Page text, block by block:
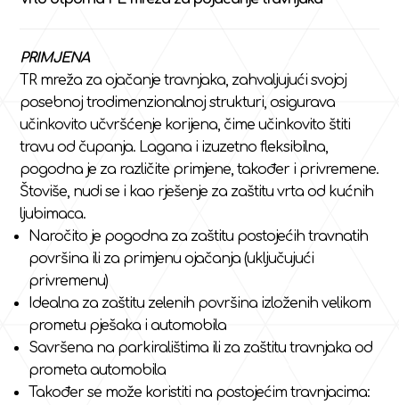
PRIMJENA
TR mreža za ojačanje travnjaka, zahvaljujući svojoj
posebnoj trodimenzionalnoj strukturi, osigurava
učinkovito učvršćenje korijena, čime učinkovito štiti
travu od čupanja. Lagana i izuzetno fleksibilna,
pogodna je za različite primjene, također i privremene.
Štoviše, nudi se i kao rješenje za zaštitu vrta od kućnih
ljubimaca.
Naročito je pogodna za zaštitu postojećih travnatih
površina ili za primjenu ojačanja (uključujući
privremenu)
Idealna za zaštitu zelenih površina izloženih velikom
prometu pješaka i automobila
Savršena na parkiralištima ili za zaštitu travnjaka od
prometa automobila
Također se može koristiti na postojećim travnjacima: